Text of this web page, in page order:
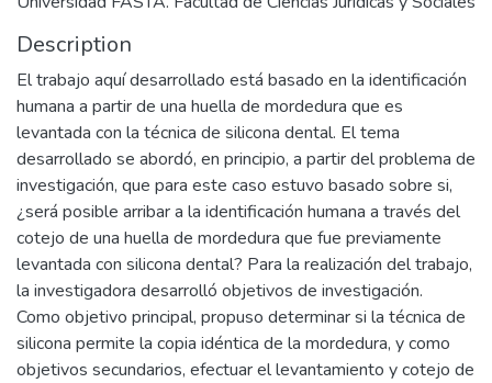
Description
El trabajo aquí desarrollado está basado en la identificación
humana a partir de una huella de mordedura que es
levantada con la técnica de silicona dental. El tema
desarrollado se abordó, en principio, a partir del problema de
investigación, que para este caso estuvo basado sobre si,
¿será posible arribar a la identificación humana a través del
cotejo de una huella de mordedura que fue previamente
levantada con silicona dental? Para la realización del trabajo,
la investigadora desarrolló objetivos de investigación.
Como objetivo principal, propuso determinar si la técnica de
silicona permite la copia idéntica de la mordedura, y como
objetivos secundarios, efectuar el levantamiento y cotejo de